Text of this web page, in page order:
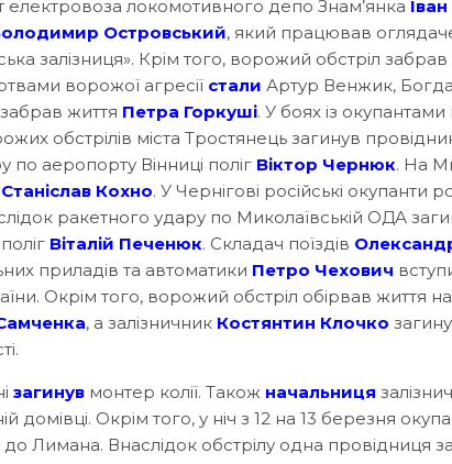
електровоза локомотивного депо Знам’янка
Островський, який працював
залізниця». Крім того, ворожий обстріл
ворожої агресії стали Артур Венжик,
життя Петра Горкуші. У боях із
обстрілів міста Тростянець загинув
аеропорту Вінниці поліг Віктор Чернюк. На
Станіслав Кохно. У Чернігові російські окупанти
ракетного удару по Миколаївській ОДА
Віталій Печенюк. Складач поїздів
приладів та автоматики Петро Чехович
Окрім того, ворожий обстріл обірвав життя
, а залізничник Костянтин Клочко
загинув монтер колії. Також начальниця
домівці. Окрім того, у ніч з 12 на 13 березня
Лимана. Внаслідок обстрілу одна провідниця